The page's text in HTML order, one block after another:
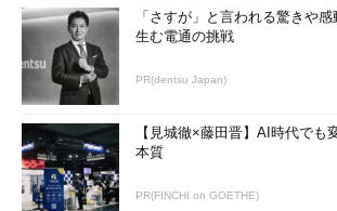
「さすが」と言われる驚きや
生む電通の挑戦
PR(dentsu Japan)
【見城徹×藤田晋】AI時代でも
本質
PR(FINCHI on GOETHE)